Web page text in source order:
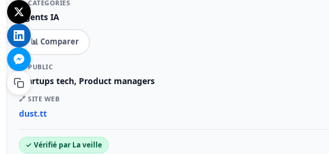
📁 CATÉGORIES
Agents IA
📊 Comparer
🎯 PUBLIC
Startups tech, Product managers
🔗 SITE WEB
dust.tt
✓ Vérifié par La veille